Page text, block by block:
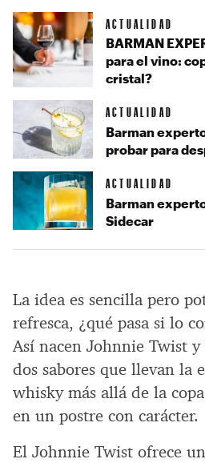
La idea es sencilla pero
refresca, ¿qué pasa si lo
Así nacen Johnnie Twist
dos sabores que llevan la
whisky más allá de la
en un postre con carácter.
El Johnnie Twist ofrece
ACTUALIDAD
BARMAN
para el vino:
cristal?
ACTUALIDAD
Barman
probar para
ACTUALIDAD
Barman
Sidecar